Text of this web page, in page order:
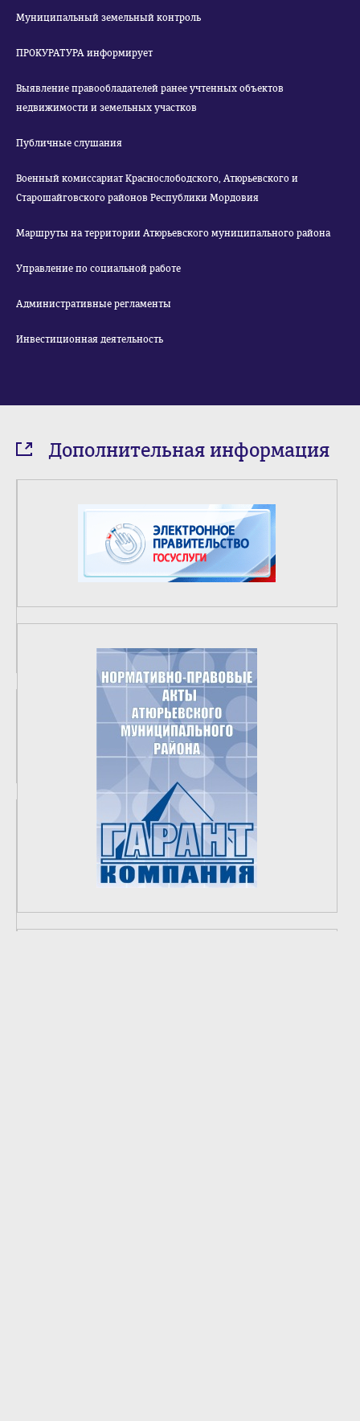
Муниципальный земельный контроль
ПРОКУРАТУРА информирует
Выявление правообладателей ранее учтенных объектов
недвижимости и земельных участков
Публичные слушания
Военный комиссариат Краснослободского, Атюрьевского и
Старошайговского районов Республики Мордовия
Маршруты на территории Атюрьевского муниципального района
Управление по социальной работе
Административные регламенты
Инвестиционная деятельность
Дополнительная информация